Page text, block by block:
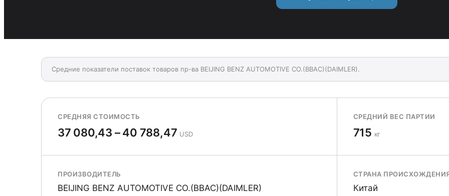
Средние показатели поставок товаров пр-ва BEIJING BENZ AUTOMOTIVE CO.(BBAC)(DAIMLER).
СРЕДНЯЯ СТОИМОСТЬ
37 080,43 – 40 788,47 USD
СРЕДНИЙ ВЕС ПАРТИИ
715 кг
ПРОИЗВОДИТЕЛЬ
BEIJING BENZ AUTOMOTIVE CO.(BBAC)(DAIMLER)
СТРАНА
Китай